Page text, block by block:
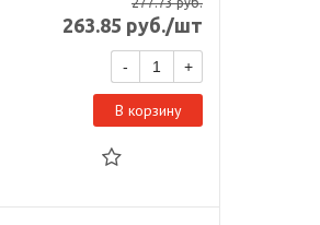
263.85 руб./шт
- +
В корзину